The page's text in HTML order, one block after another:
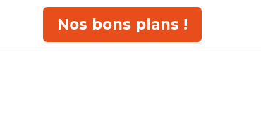
Nos bons plans !